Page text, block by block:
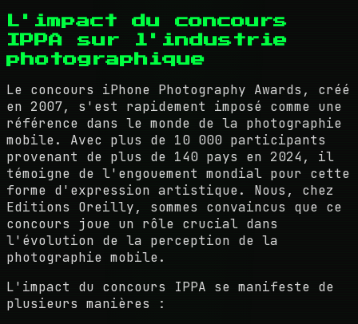
L'impact du concours
IPPA sur l'industrie
photographique
Le concours iPhone Photography Awards, créé
en 2007, s'est rapidement imposé comme une
référence dans le monde de la photographie
mobile. Avec plus de 10 000 participants
provenant de plus de 140 pays en 2024, il
témoigne de l'engouement mondial pour cette
forme d'expression artistique. Nous, chez
Editions Oreilly, sommes convaincus que ce
concours joue un rôle crucial dans
l'évolution de la perception de la
photographie mobile.
L'impact du concours IPPA se manifeste de
plusieurs manières :